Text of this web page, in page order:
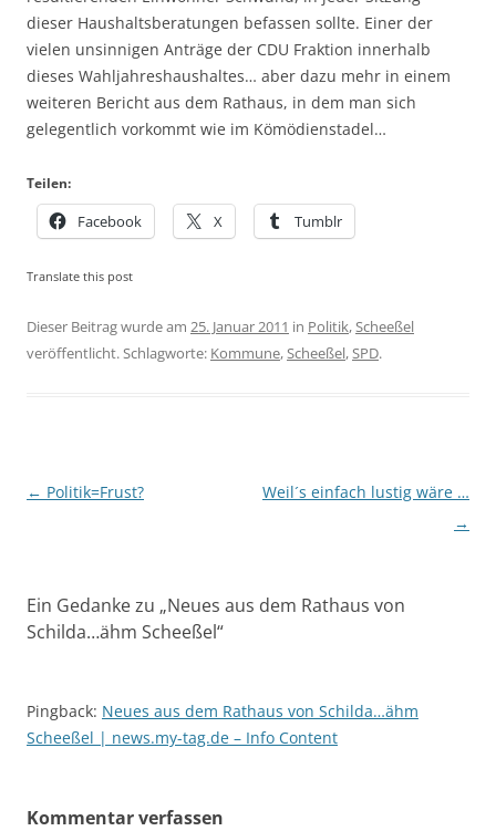
dieser Haushaltsberatungen befassen sollte. Einer der
vielen unsinnigen Anträge der CDU Fraktion innerhalb
dieses Wahljahreshaushaltes… aber dazu mehr in einem
weiteren Bericht aus dem Rathaus, in dem man sich
gelegentlich vorkommt wie im Kömödienstadel…
Teilen:
Facebook X Tumblr
Translate this post
Dieser Beitrag wurde am 25. Januar 2011 in Politik,Scheeßel
veröffentlicht. Schlagworte: Kommune,Scheeßel,SPD.
Beitragsnavigation
← Politik=Frust?
Weil´s einfach lustig wäre …
→
Ein Gedanke zu „Neues aus dem Rathaus von
Schilda…ähm Scheeßel“
Pingback: Neues aus dem Rathaus von Schilda…ähm
Scheeßel | news.my-tag.de – Info Content
Kommentar verfassen